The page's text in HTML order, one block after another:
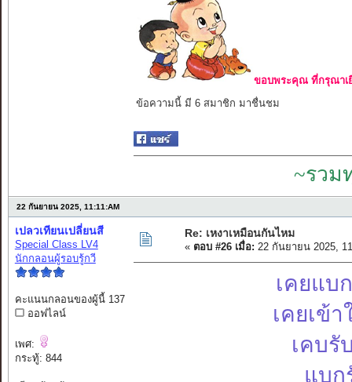
ขอบพระคุณ ที่กรุณาเ
ข้อความนี้ มี 6 สมาชิก มาชื่นชม
~รวม
22 กันยายน 2025, 11:11:AM
เปลวเทียนเปลี่ยนสี
Special Class LV4
นักกลอนผู้รอบรู้กวี
คะแนนกลอนของผู้นี้ 137
ออฟไลน์
เพศ:
กระทู้: 844
Re: เหงาเหมือนกันไหม
« ตอบ #26 เมื่อ: 22 กันยายน 2025,
เคยแบ
เคยเข้
เคบรั
แบก